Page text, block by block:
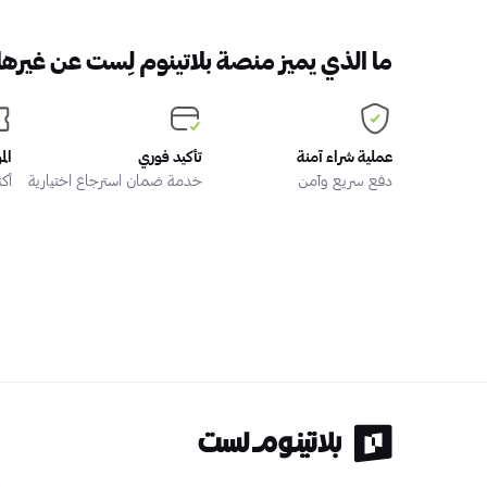
ما الذي يميز منصة بلاتينوم لِست عن
عملية شراء آمنة
دفع سريع وآمن
تأكيد فوري
خدمة ضمان استرجاع اختيارية
أكثر